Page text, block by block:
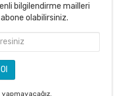
bilgilendirme mailleri
olabilirsiniz.